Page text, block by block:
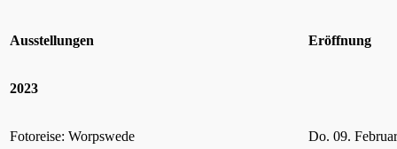
Ausstellungen Eröffnung
2023
Fotoreise: Worpswede Do. 09.